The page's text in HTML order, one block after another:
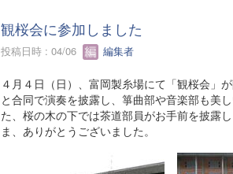
観桜会に参加しました
投稿日時 : 04/06 編集者
４月４日（日）、富岡製糸場にて「観桜会」
と合同で演奏を披露し、箏曲部や音楽部も美
た、桜の木の下では茶道部員がお手前を披露
ま、ありがとうございました。